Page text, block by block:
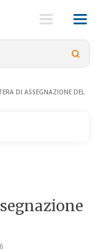
DI ASSEGNAZIONE DEL